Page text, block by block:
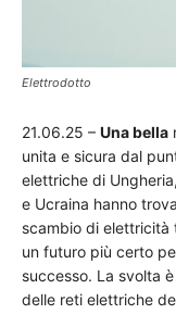
Elettrodotto
21.06.25 – Una bella
unita e sicura dal
elettriche di
e Ucraina hanno
scambio di elettricità
un futuro più certo
successo. La svolta
delle reti elettriche